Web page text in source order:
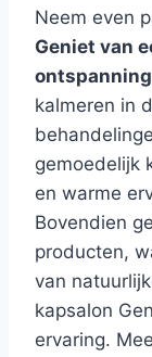
Neem even
Geniet van
kalmeren in
gemoedelijk
en warme
Bovendien
producten,
van
kapsalon
ervaring.